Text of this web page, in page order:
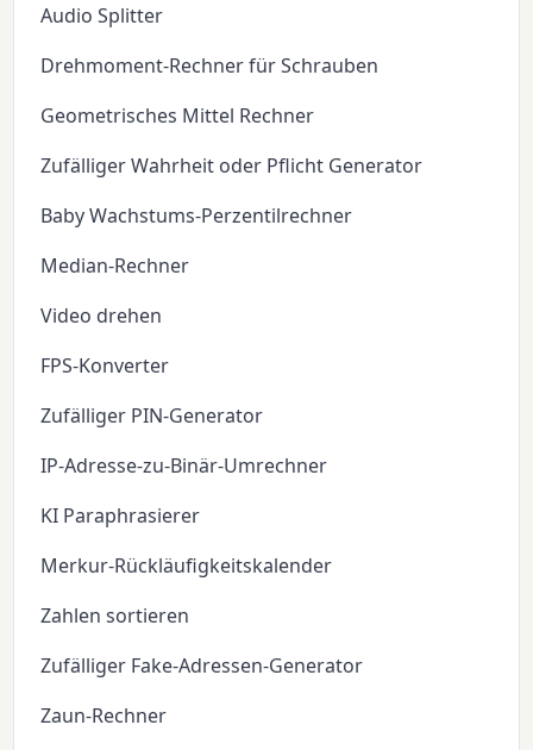
Audio Splitter
Drehmoment-Rechner für Schrauben
Geometrisches Mittel Rechner
Zufälliger Wahrheit oder Pflicht Generator
Baby Wachstums-Perzentilrechner
Median-Rechner
Video drehen
FPS-Konverter
Zufälliger PIN-Generator
IP-Adresse-zu-Binär-Umrechner
KI Paraphrasierer
Merkur-Rückläufigkeitskalender
Zahlen sortieren
Zufälliger Fake-Adressen-Generator
Zaun-Rechner